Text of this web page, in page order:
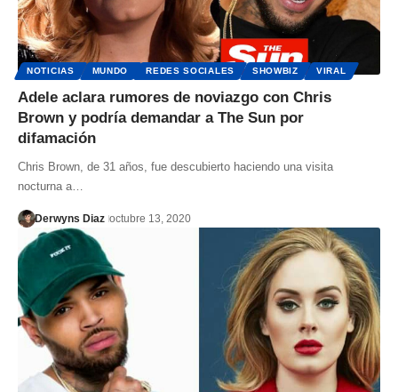
NOTICIAS MUNDO REDES SOCIALES SHOWBIZ VIRAL
Adele aclara rumores de noviazgo con Chris
Brown y podría demandar a The Sun por
difamación
Chris Brown, de 31 años, fue descubierto haciendo una visita
nocturna a…
Derwyns Diaz octubre 13, 2020